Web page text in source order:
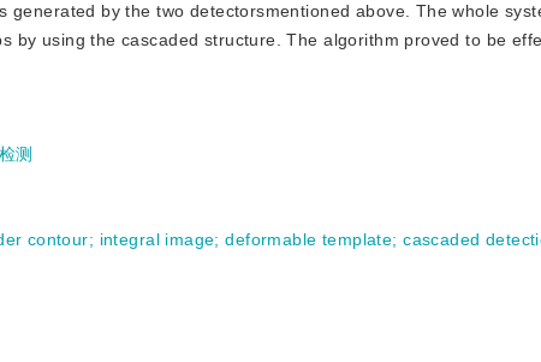
by the two detectorsmentioned above. The whole
by using the cascaded structure. The algorithm proved to be
测
contour; integral image;deformable template;cascaded